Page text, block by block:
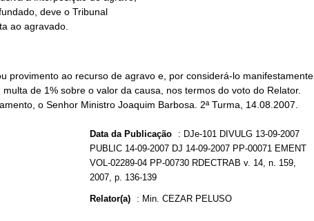
ao agravado.
provimento ao recurso de agravo e, por considerá-lo manifestamente
de 1% sobre o valor da causa, nos termos do voto do Relator.
o Senhor Ministro Joaquim Barbosa. 2ª Turma, 14.08.2007.
Data da Publicação : DJe-101 DIVULG 13-09-2007
PUBLIC 14-09-2007 DJ 14-09-2007 PP-00071 EMENT
VOL-02289-04 PP-00730 RDECTRAB v. 14, n. 159,
2007, p. 136-139
Relator(a) : Min. CEZAR PELUSO